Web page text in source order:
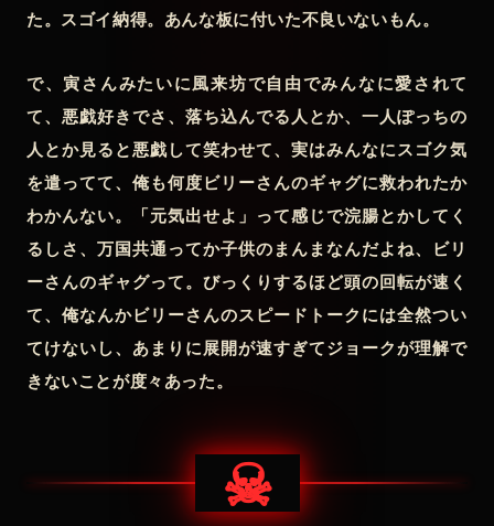
た。スゴイ納得。あんな板に付いた不良いないもん。
で、寅さんみたいに風来坊で自由でみんなに愛されて
て、悪戯好きでさ、落ち込んでる人とか、一人ぽっちの
人とか見ると悪戯して笑わせて、実はみんなにスゴク気
を遣ってて、俺も何度ビリーさんのギャグに救われたか
わかんない。「元気出せよ」って感じで浣腸とかしてく
るしさ、万国共通ってか子供のまんまなんだよね、ビリ
ーさんのギャグって。びっくりするほど頭の回転が速く
て、俺なんかビリーさんのスピードトークには全然つい
てけないし、あまりに展開が速すぎてジョークが理解で
きないことが度々あった。
☠